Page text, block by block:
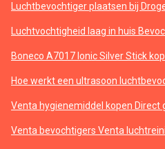
Luchtbevochtiger plaatsen bij
Luchtvochtigheid laag in huis
Boneco A7017 Ionic Silver Stick
Hoe werkt een ultrasoon
Venta hygienemiddel kopen Direct
Venta bevochtigers Venta